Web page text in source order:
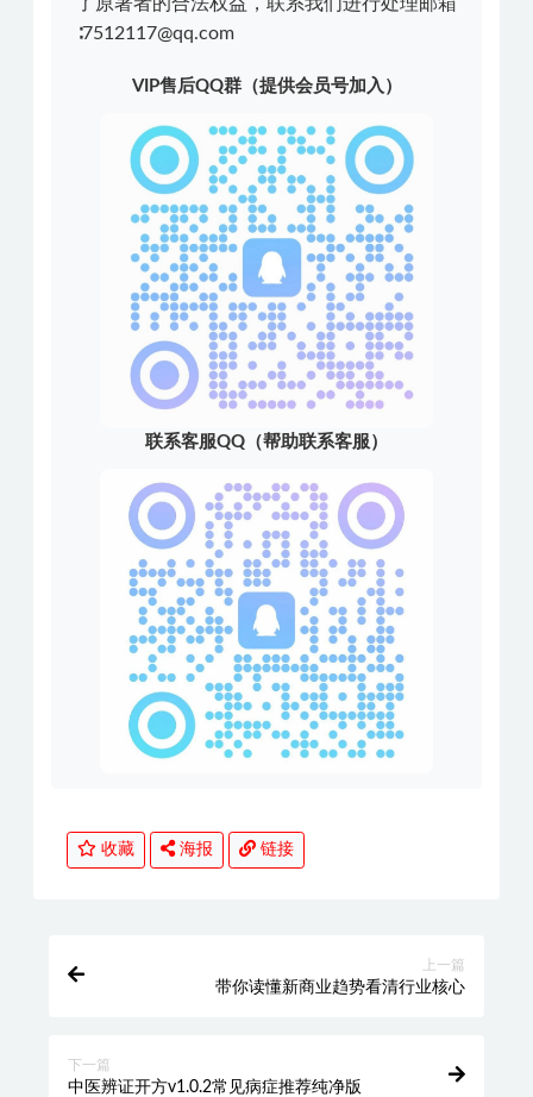
∶7512117@qq.com
VIP售后QQ群（提供会员号加入）
联系客服QQ（帮助联系客服）
收藏 海报 链接
上一篇
带你读懂新商业趋势看清行业核心
下一篇
中医辨证开方v1.0.2常见病症推荐纯净版